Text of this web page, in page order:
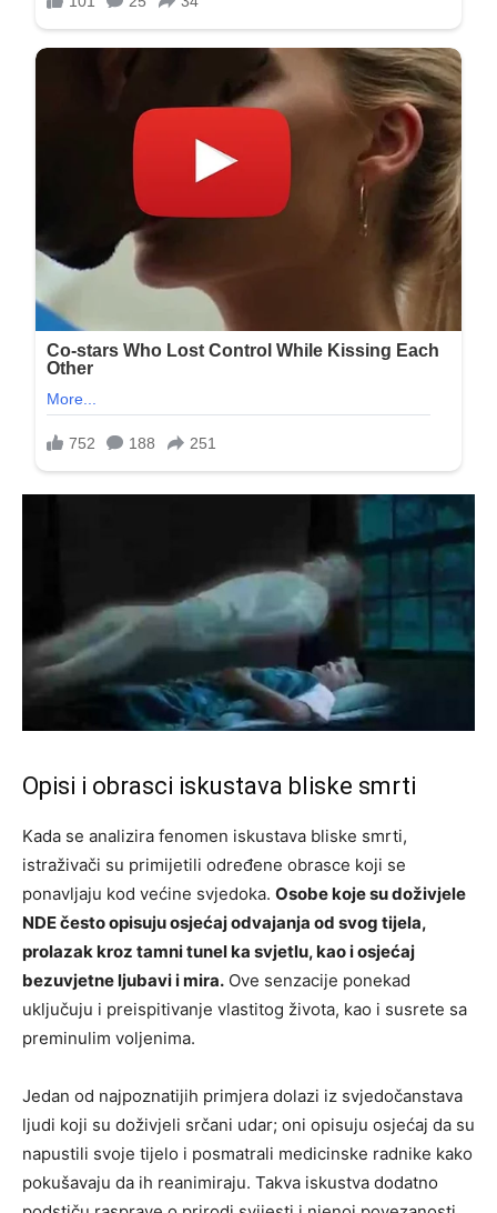
Opisi i obrasci iskustava bliske smrti
Kada se analizira fenomen iskustava bliske smrti,
istraživači su primijetili određene obrasce koji se
ponavljaju kod većine svjedoka. Osobe koje su doživjele
NDE često opisuju osjećaj odvajanja od svog tijela,
prolazak kroz tamni tunel ka svjetlu, kao i osjećaj
bezuvjetne ljubavi i mira. Ove senzacije ponekad
uključuju i preispitivanje vlastitog života, kao i susrete sa
preminulim voljenima.
Jedan od najpoznatijih primjera dolazi iz svjedočanstava
ljudi koji su doživjeli srčani udar; oni opisuju osjećaj da su
napustili svoje tijelo i posmatrali medicinske radnike kako
pokušavaju da ih reanimiraju. Takva iskustva dodatno